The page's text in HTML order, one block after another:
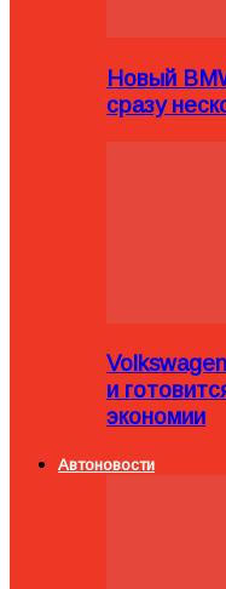
Новый
сразу
и
экономии
Автоновости